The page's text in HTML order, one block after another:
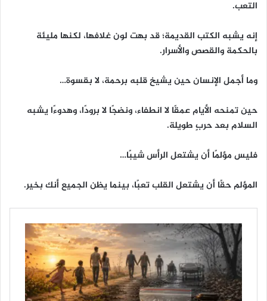
التعب.
إنه يشبه الكتب القديمة؛ قد بهت لون غلافها، لكنها مليئة
بالحكمة والقصص والأسرار.
وما أجمل الإنسان حين يشيخ قلبه برحمة، لا بقسوة…
حين تمنحه الأيام عمقًا لا انطفاء، ونضجًا لا برودًا، وهدوءًا يشبه
السلام بعد حربٍ طويلة.
فليس مؤلمًا أن يشتعل الرأس شيبًا…
المؤلم حقًا أن يشتعل القلب تعبًا، بينما يظن الجميع أنك بخير.